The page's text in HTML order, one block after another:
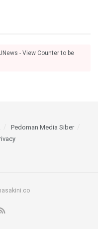
- View Counter to be
Pedoman Media Siber